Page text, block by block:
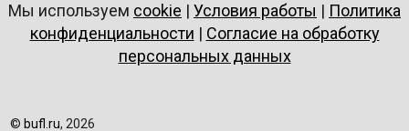
Мы используем cookie | Условия работы | Политика
конфиденциальности | Согласие на обработку
персональных данных
© bufl.ru, 2026